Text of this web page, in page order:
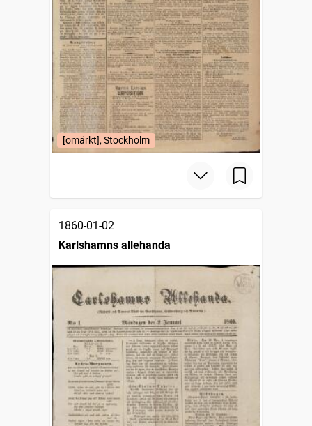
[omärkt], Stockholm
1860-01-02
Karlshamns allehanda